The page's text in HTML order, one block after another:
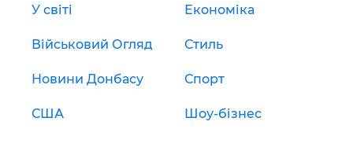
У світі Економіка
Військовий Огляд Стиль
Новини Донбасу Спорт
США Шоу-бізнес